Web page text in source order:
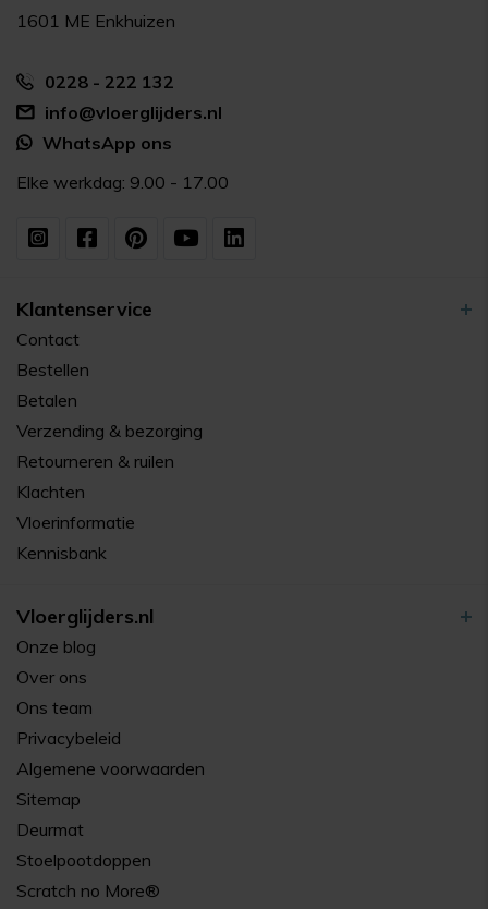
1601 ME Enkhuizen
0228 - 222 132
info@vloerglijders.nl
WhatsApp ons
Elke werkdag: 9.00 - 17.00
Klantenservice
Contact
Bestellen
Betalen
Verzending & bezorging
Retourneren & ruilen
Klachten
Vloerinformatie
Kennisbank
Vloerglijders.nl
Onze blog
Over ons
Ons team
Privacybeleid
Algemene voorwaarden
Sitemap
Deurmat
Stoelpootdoppen
Scratch no More®